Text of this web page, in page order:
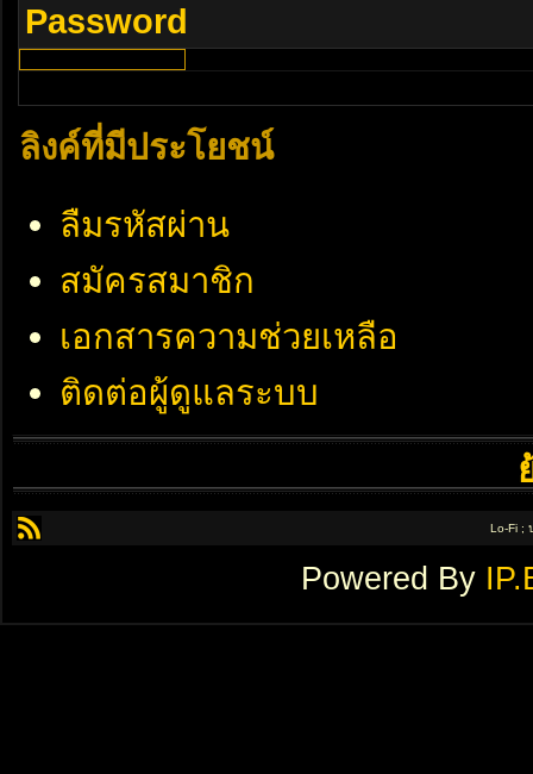
Password
ลิงค์ที่มีประโยชน์
ลืมรหัสผ่าน
สมัครสมาชิก
เอกสารความช่วยเหลือ
ติดต่อผู้ดูแลระบบ
Lo-Fi ;
Powered By